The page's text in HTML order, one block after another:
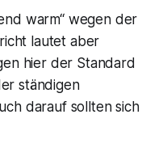
warm“ wegen der
lautet aber
hier der Standard
ständigen
darauf sollten sich